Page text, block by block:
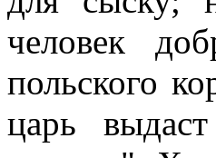
человек
польского
царь